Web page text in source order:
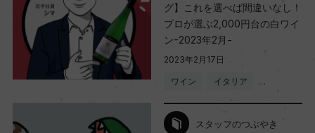
グ】これを選べば間違いなし！
プロが選ぶ2,000円台の白ワイ
ン-2023年2月-
2023年2月17日
ワイン イタリア …
スタッフのつぶやき